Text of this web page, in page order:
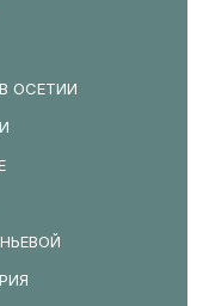
ОСЕТИИ